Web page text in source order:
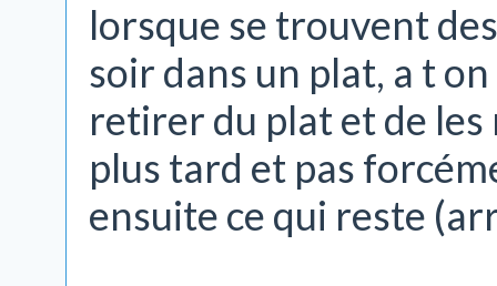
lorsque se trouvent
soir dans un plat, a t
retirer du plat et de
plus tard et pas
ensuite ce qui reste